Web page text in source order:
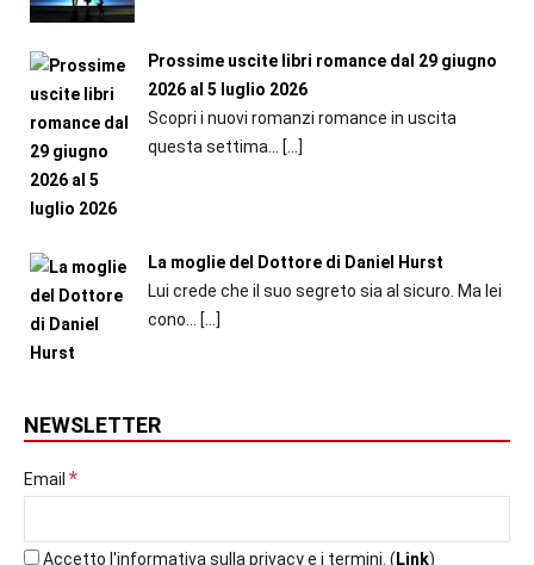
Prossime uscite libri romance dal 29 giugno
2026 al 5 luglio 2026
Scopri i nuovi romanzi romance in uscita
questa settima...
[…]
La moglie del Dottore di Daniel Hurst
Lui crede che il suo segreto sia al sicuro. Ma lei
cono...
[…]
NEWSLETTER
Email *
Accetto l'informativa sulla privacy e i termini. ( Link)